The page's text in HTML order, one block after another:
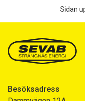
Sidan
Besöksadress